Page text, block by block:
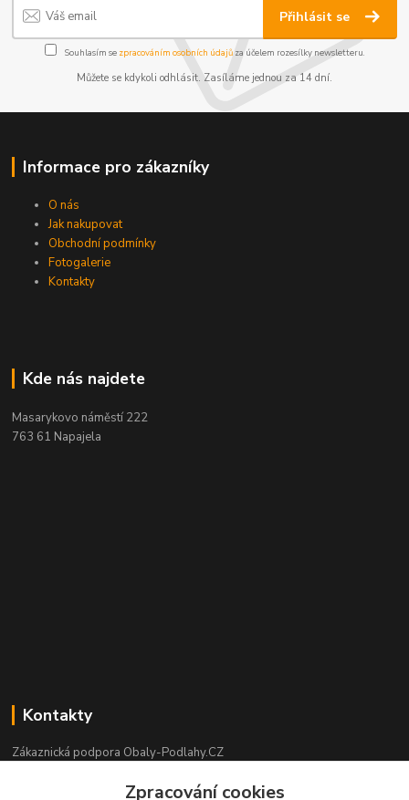
Přihlásit se
Souhlasím se zpracováním osobních údajůza účelem rozesílky newsletteru.
Můžete se kdykoli odhlásit. Zasíláme jednou za 14 dní.
Informace pro zákazníky
O nás
Jak nakupovat
Obchodní podmínky
Fotogalerie
Kontakty
Kde nás najdete
Masarykovo náměstí 222
763 61 Napajela
Kontakty
Zákaznická podpora Obaly-Podlahy.CZ
(Po-Pá, 8:00-16:00 hod.)Zpracování cookies